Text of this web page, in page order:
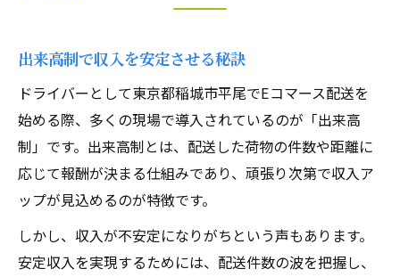
出来高制で収入を安定させる秘訣
ドライバーとして東京都稲城市平尾でEコマース配送を
始める際、多くの現場で導入されているのが「出来高
制」です。出来高制とは、配送した荷物の件数や距離に
応じて報酬が決まる仕組みであり、頑張り次第で収入ア
ップが見込めるのが特徴です。
しかし、収入が不安定になりがちという声もあります。
安定収入を実現するためには、配送件数の波を把握し、